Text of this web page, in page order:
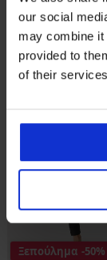
our social
may combine it
provided to
of their
Ξεπούλημα -50%